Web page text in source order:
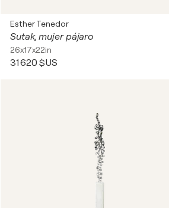
Esther Tenedor
Sutak, mujer pájaro
26x17x22in
31 620 $US